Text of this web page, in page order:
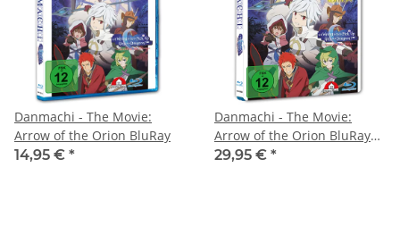
Danmachi - The Movie:
Arrow of the Orion BluRay
14,95 € *
Danmachi - The Movie:
Arrow of the Orion BluRay
CE
29,95 € *